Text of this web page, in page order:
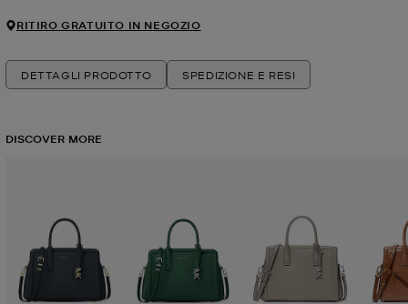
RITIRO GRATUITO IN NEGOZIO
DETTAGLI PRODOTTO SPEDIZIONE E RESI
DISCOVER MORE